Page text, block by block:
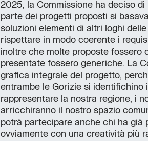
2025, la Commissione ha deciso
parte dei progetti proposti si
soluzioni elementi di altri loghi
rispettare in modo coerente i
inoltre che molte proposte fossero
presentate fossero generiche. La
grafica integrale del progetto,
entrambe le Gorizie si
rappresentare la nostra regione, i
arricchiranno il nostro spazio
potrà partecipare anche chi ha già
ovviamente con una creatività più